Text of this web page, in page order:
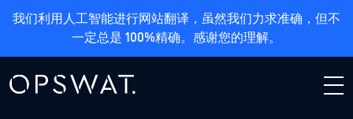
我们利用人工智能进行网站翻译，虽然我们力求准确，但不
一定总是 100%精确。感谢您的理解。